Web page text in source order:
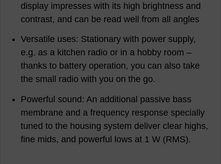
display impresses with its high brightness and
contrast, and can be read well from all angles
Versatile uses: Stationary with power supply,
e.g. as a kitchen radio or in a hobby room –
thanks to battery operation, you can also take
the small radio with you on the go.
Powerful sound: An additional passive bass
membrane and a frequency response specially
tuned to the housing system deliver clear highs,
fine mids, and powerful lows at 1 W (RMS).